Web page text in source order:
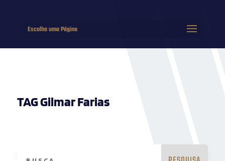
Escolha uma Página
TAG Gilmar Farias